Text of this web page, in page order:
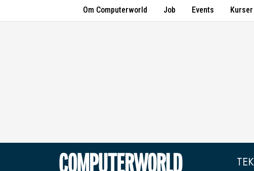
Om Computerworld Job Events Kurser